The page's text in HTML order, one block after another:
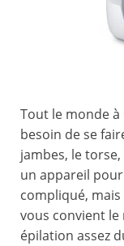
Tout le monde
besoin de se
jambes, le
un appareil
compliqué,
vous convient
épilation assez